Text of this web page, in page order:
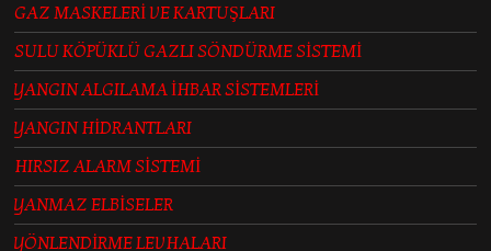
GAZ MASKELERİ VE KARTUŞLARI
SULU KÖPÜKLÜ GAZLI SÖNDÜRME SİSTEMİ
YANGIN ALGILAMA İHBAR SİSTEMLERİ
YANGIN HİDRANTLARI
HIRSIZ ALARM SİSTEMİ
YANMAZ ELBİSELER
YÖNLENDİRME LEVHALARI